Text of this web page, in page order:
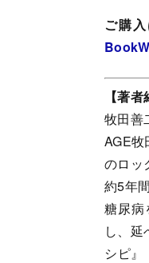
ご購
【著者
牧田善
AGE牧
のロッ
約5年
糖尿病
し、
シピ